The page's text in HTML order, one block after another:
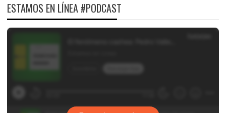
ESTAMOS EN LÍNEA #PODCAST